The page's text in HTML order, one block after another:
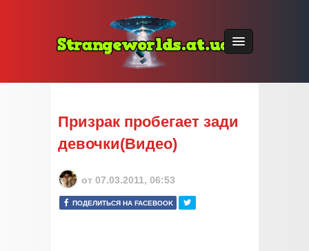
Призрак пробегает зади
девочки(Видео)
от 07.03.2011, 06:53
ПОДЕЛИТЬСЯ НА FACEBOOK